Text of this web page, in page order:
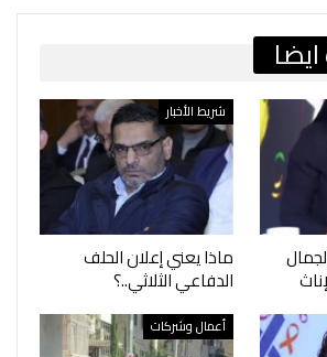
شريط الأخبار
ماذا يعني إعلان الحلف
الدفاعي الثلاثي..؟
أعمال وشركات